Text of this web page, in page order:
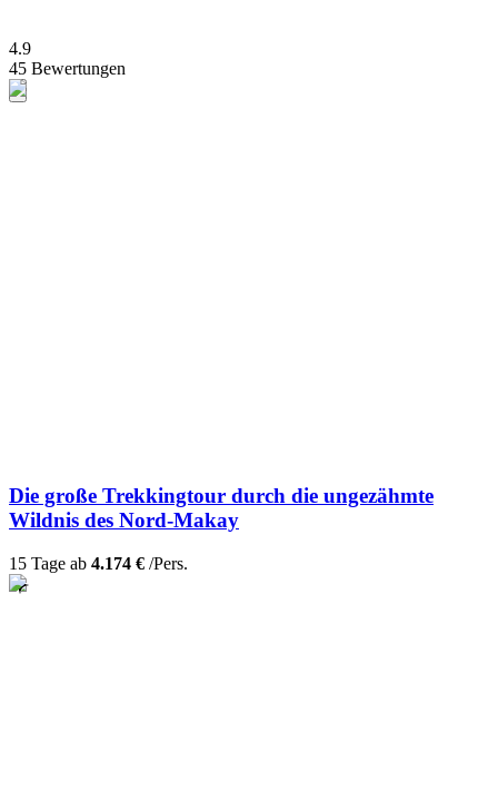
4.9
45 Bewertungen
Die große Trekkingtour durch die ungezähmte
Wildnis des Nord-Makay
15 Tage ab 4.174 € /Pers.